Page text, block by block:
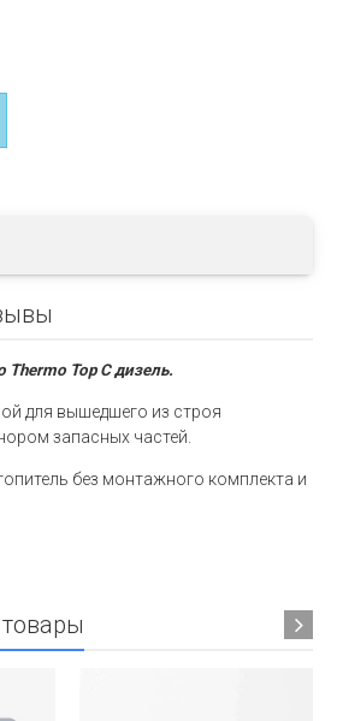
Thermo Top С дизель.
для вышедшего из строя
запасных частей.
без монтажного комплекта и